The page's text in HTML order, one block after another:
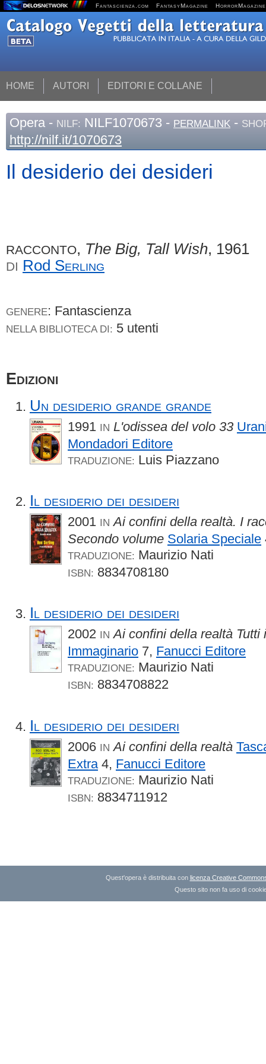
Fantascienza.com FantasyMagazine HorrorMagazine
HOME AUTORI EDITORI E COLLANE
Opera - NILF: NILF1070673 - PERMALINK -
http://nilf.it/1070673
Il desiderio dei desideri
RACCONTO, The Big, Tall Wish, 1961
DI Rod Serling
GENERE: Fantascienza
NELLA BIBLIOTECA DI: 5 utenti
Edizioni
Un desiderio grande grande
1991 IN L'odissea del volo 33
Mondadori Editore
TRADUZIONE: Luis Piazzano
Il desiderio dei desideri
2001 IN Ai confini della realtà. I
Secondo volume Solaria Speciale
TRADUZIONE: Maurizio Nati
ISBN: 8834708180
Il desiderio dei desideri
2002 IN Ai confini della realtà Tutti
Immaginario 7, Fanucci Editore
TRADUZIONE: Maurizio Nati
ISBN: 8834708822
Il desiderio dei desideri
2006 IN Ai confini della realtà
Extra 4, Fanucci Editore
TRADUZIONE: Maurizio Nati
ISBN: 8834711912
Quest'opera è distribuita con licenza Creative
Questo sito non fa uso di